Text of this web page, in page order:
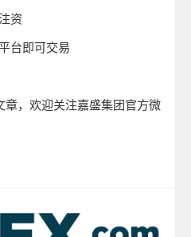
资
台即可交易
，欢迎关注嘉盛集团官方微